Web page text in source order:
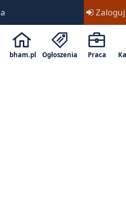
bham.pl Ogłoszenia Praca